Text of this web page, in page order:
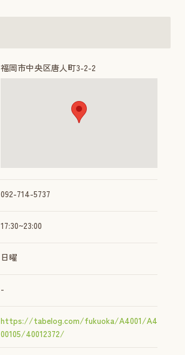
福岡市中央区唐人町3-2-2
092-714-5737
17:30~23:00
日曜
-
https://tabelog.com/fukuoka/A4001/A4
00105/40012372/